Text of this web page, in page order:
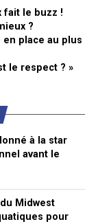
fait le buzz !
?
place au plus
le respect ? »
à la star
avant le
Midwest
pour